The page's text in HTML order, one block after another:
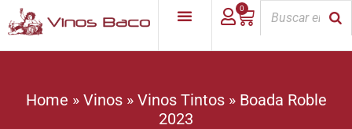
0
Home » Vinos» Vinos Tintos» Boada Roble
2023